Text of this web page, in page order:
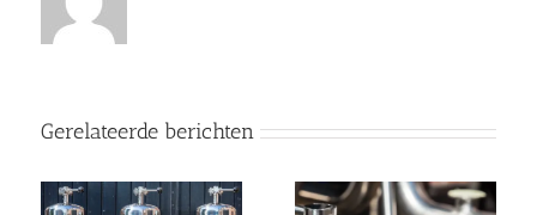
Gerelateerde berichten